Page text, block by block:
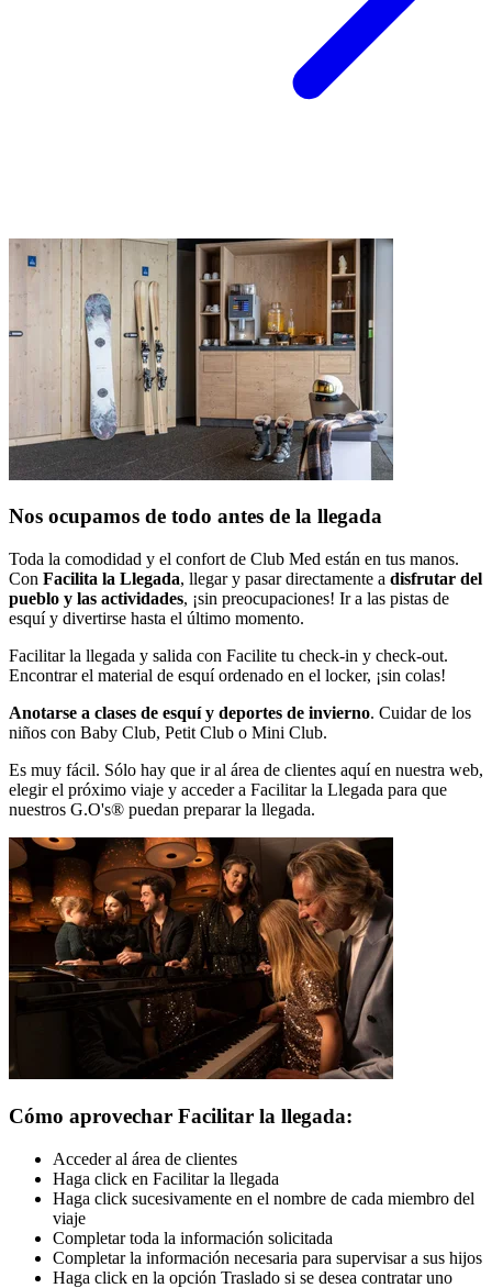
Nos ocupamos de todo antes de la llegada
Toda la comodidad y el confort de Club Med están en tus manos.
Con Facilita la Llegada, llegar y pasar directamente a disfrutar del
pueblo y las actividades, ¡sin preocupaciones! Ir a las pistas de
esquí y divertirse hasta el último momento.
Facilitar la llegada y salida con Facilite tu check-in y check-out.
Encontrar el material de esquí ordenado en el locker, ¡sin colas!
Anotarse a clases de esquí y deportes de invierno. Cuidar de los
niños con Baby Club, Petit Club o Mini Club.
Es muy fácil. Sólo hay que ir al área de clientes aquí en nuestra web,
elegir el próximo viaje y acceder a Facilitar la Llegada para que
nuestros G.O's® puedan preparar la llegada.
Cómo aprovechar Facilitar la llegada:
Acceder al área de clientes
Haga click en Facilitar la llegada
Haga click sucesivamente en el nombre de cada miembro del
viaje
Completar toda la información solicitada
Completar la información necesaria para supervisar a sus hijos
Haga click en la opción Traslado si se desea contratar uno